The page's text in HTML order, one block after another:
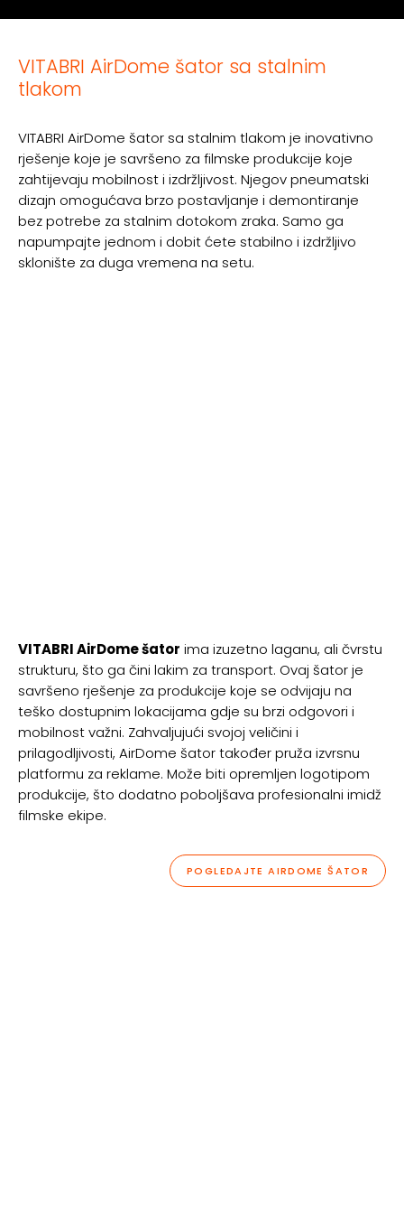
VITABRI AirDome šator sa stalnim
tlakom
VITABRI AirDome šator sa stalnim tlakom je inovativno
rješenje koje je savršeno za filmske produkcije koje
zahtijevaju mobilnost i izdržljivost. Njegov pneumatski
dizajn omogućava brzo postavljanje i demontiranje
bez potrebe za stalnim dotokom zraka. Samo ga
napumpajte jednom i dobit ćete stabilno i izdržljivo
sklonište za duga vremena na setu.
VITABRI AirDome šator ima izuzetno laganu, ali čvrstu
strukturu, što ga čini lakim za transport. Ovaj šator je
savršeno rješenje za produkcije koje se odvijaju na
teško dostupnim lokacijama gdje su brzi odgovori i
mobilnost važni. Zahvaljujući svojoj veličini i
prilagodljivosti, AirDome šator također pruža izvrsnu
platformu za reklame. Može biti opremljen logotipom
produkcije, što dodatno poboljšava profesionalni imidž
filmske ekipe.
POGLEDAJTE AIRDOME ŠATOR